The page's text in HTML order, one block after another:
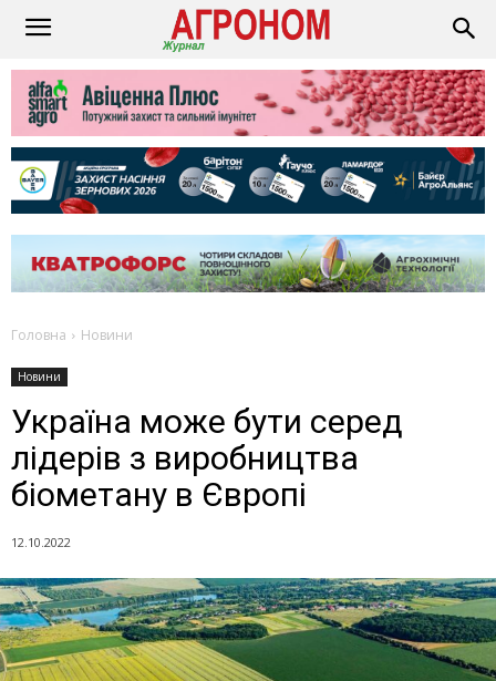
Головна Новини
Новини
Україна може бути серед
лідерів з виробництва
біометану в Європі
12.10.2022